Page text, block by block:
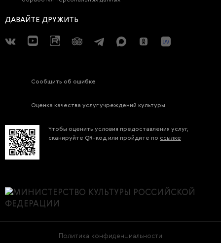
ДАВАЙТЕ ДРУЖИТЬ
Сообщить об ошибке
Оценка качества услуг учреждений культуры
Чтобы оценить условия предоставления услуг,
сканируйте QR-код или пройдите по ссылке
Политика конфиденциальности